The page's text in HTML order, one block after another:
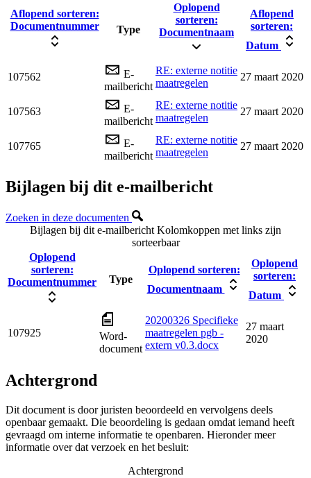
Aflopend sorteren:
Documentnummer
Type
Oplopend
sorteren:
Documentnaam
Aflopend
sorteren:
Datum
107562
E-
mailbericht
RE: externe notitie
maatregelen
27 maart 2020
107563
E-
mailbericht
RE: externe notitie
maatregelen
27 maart 2020
107765
E-
mailbericht
RE: externe notitie
maatregelen
27 maart 2020
Bijlagen bij dit e-mailbericht
Zoeken in deze documenten
Bijlagen bij dit e-mailbericht Kolomkoppen met links zijn
sorteerbaar
Oplopend
sorteren:
Documentnummer
Type
Oplopend sorteren:
Documentnaam
Oplopend
sorteren:
Datum
107925
Word-
document
20200326 Specifieke
maatregelen pgb -
extern v0.3.docx
27 maart
2020
Achtergrond
Dit document is door juristen beoordeeld en vervolgens deels
openbaar gemaakt. Die beoordeling is gedaan omdat iemand heeft
gevraagd om interne informatie te openbaren. Hieronder meer
informatie over dat verzoek en het besluit:
Achtergrond